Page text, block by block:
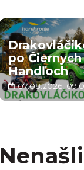
po Čiernych
Handľoch
07.08.2026,